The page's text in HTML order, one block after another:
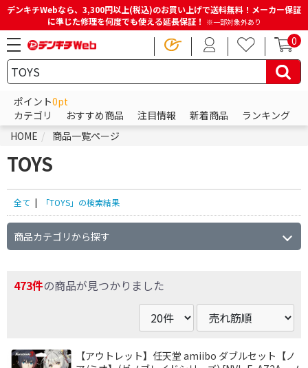
デンキチWebなら、3,300円以上(税込)のお買い上げで送料無料！メーカー保証
に準じた修理を何度でも使える延長保証！ ※一部対象外あり
0
ポイント0pt
カテゴリ
おすすめ商品 注目情報 新着商品
ランキング
HOME
商品一覧ページ
TOYS
全て | 「TOYS」の検索結果
商品カテゴリから探す
473件の商品が見つかりました
【アウトレット】任天堂 amiibo ダブルセット【ノ